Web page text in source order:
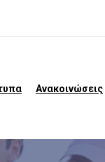
Ανακοινώσεις